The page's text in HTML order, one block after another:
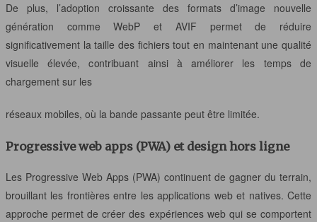
De plus, l’adoption croissante des formats d’image nouvelle
génération comme WebP et AVIF permet de réduire
significativement la taille des fichiers tout en maintenant une qualité
visuelle élevée, contribuant ainsi à améliorer les temps de
chargement sur les
réseaux mobiles, où la bande passante peut être limitée.
Progressive web apps (PWA) et design hors ligne
Les Progressive Web Apps (PWA) continuent de gagner du terrain,
brouillant les frontières entre les applications web et natives. Cette
approche permet de créer des expériences web qui se comportent